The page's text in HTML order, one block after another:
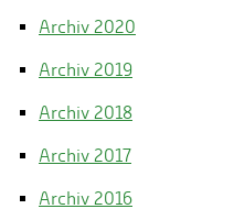
Archiv 2020
Archiv 2019
Archiv 2018
Archiv 2017
Archiv 2016